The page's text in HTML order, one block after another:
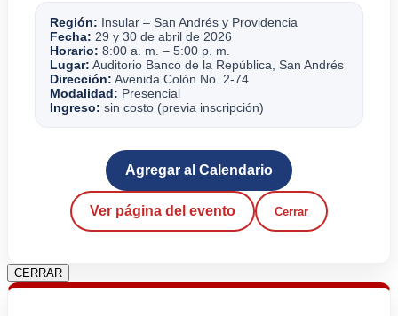
Región: Insular – San Andrés y Providencia
Fecha: 29 y 30 de abril de 2026
Horario: 8:00 a. m. – 5:00 p. m.
Lugar: Auditorio Banco de la República, San Andrés
Dirección: Avenida Colón No. 2-74
Modalidad: Presencial
Ingreso: sin costo (previa inscripción)
Agregar al Calendario
Ver página del evento Cerrar
CERRAR